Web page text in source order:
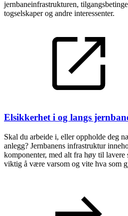
jernbaneinfrastrukturen,
togselskaper og andre interessenter.
Elsikkerhet i og langs
Skal du arbeide i, eller oppholde deg
anlegg? Jernbanens infrastruktur
komponenter, med alt fra høy til lavere
viktig å være varsom og vite hva som